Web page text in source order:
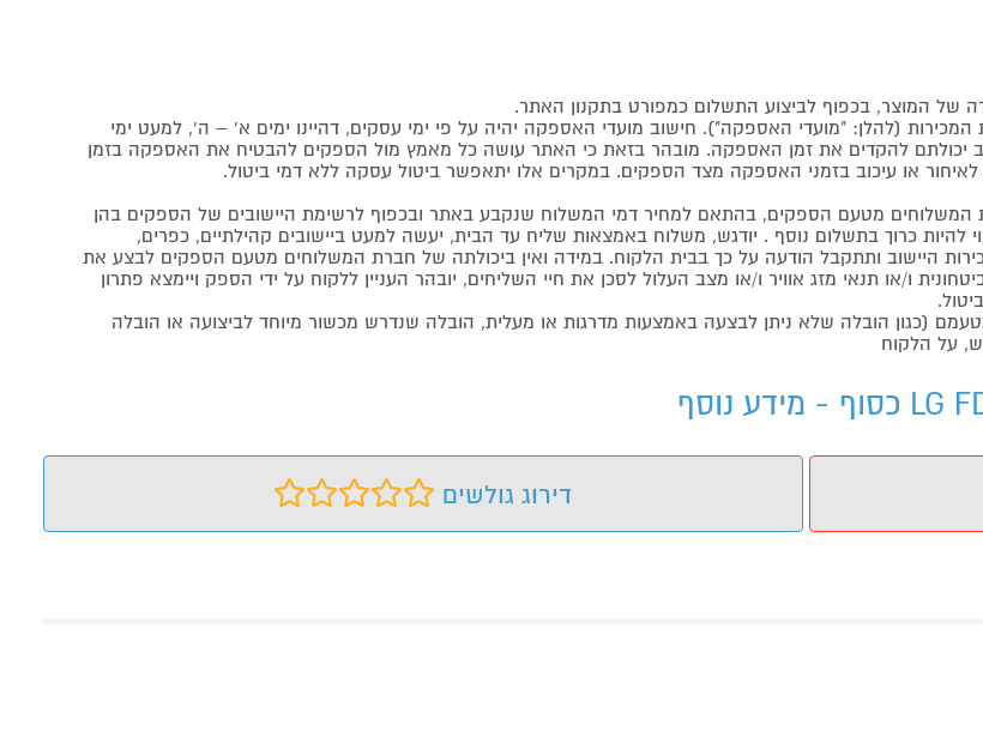
המוצר, בכפוף לביצוע התשלום כמפורט בתקנון האתר.
(להלן: "מועדי האספקה"). חישוב מועדי האספקה יהיה על פי ימי עסקים, דהיינו ימים א' – ה', למעט ימי
יכולתם להקדים את זמן האספקה. מובהר בזאת כי האתר עושה כל מאמץ מול הספקים להבטיח את האספקה בזמן
או עיכוב בזמני האספקה מצד הספקים. במקרים אלו יתאפשר ביטול עסקה ללא דמי ביטול.
מטעם הספקים, בהתאם למחיר דמי המשלוח שנקבע באתר ובכפוף לרשימת היישובים של הספקים בהן
כרוך בתשלום נוסף . יודגש, משלוח באמצאות שליח עד הבית, יעשה למעט ביישובים קהילתיים, כפרים,
היישוב ותתקבל הודעה על כך בבית הלקוח. במידה ואין ביכולתה של חברת המשלוחים מטעם הספקים לבצע את
ו/או תנאי מזג אוויר ו/או מצב העלול לסכן את חיי השליחים, יובהר העניין ללקוח על ידי הספק ויימצא פתרון
(כגון הובלה שלא ניתן לבצעה באמצעות מדרגות או מעלית, הובלה שנדרש מכשור מיוחד לביצועה או הובלה
על הלקוח
דירוג גולשים